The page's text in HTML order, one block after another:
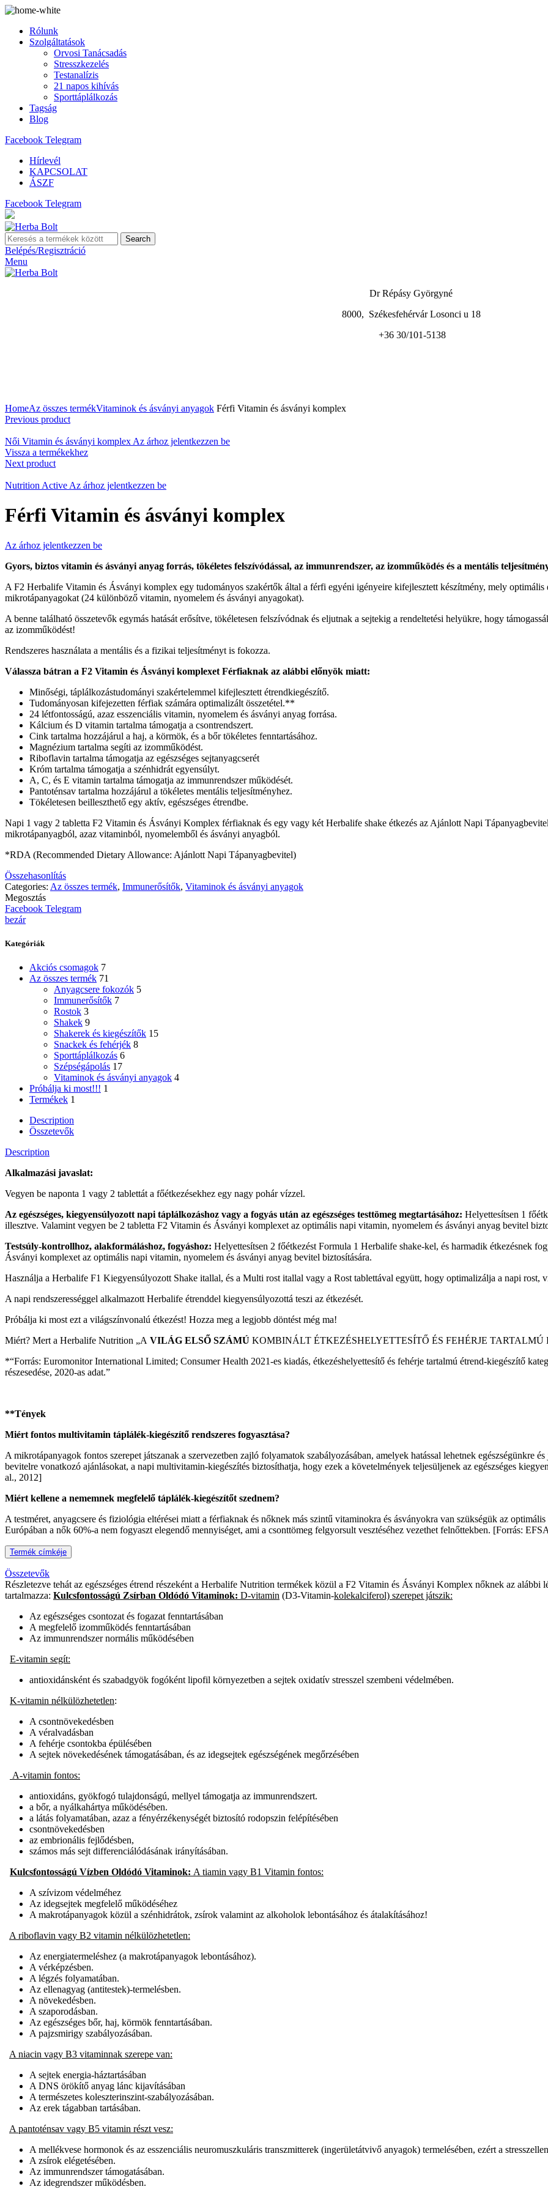
Rólunk
Szolgáltatások
Orvosi Tanácsadás
Stresszkezelés
Testanalízis
21 napos kihívás
Sporttáplálkozás
Tagság
Blog
Facebook Telegram
Hírlevél
KAPCSOLAT
ÁSZF
Facebook Telegram
Search
Belépés/Regisztráció
Menu
Dr Répásy Györgyné
8000, Székesfehérvár Losonci u 18
+36 30/101-5138
HomeAz összes termékVitaminok és ásványi anyagok Férfi Vitamin és ásványi komplex
Previous product
Női Vitamin és ásványi komplex Az árhoz jelentkezzen be
Vissza a termékekhez
Next product
Nutrition Active Az árhoz jelentkezzen be
Férfi Vitamin és ásványi komplex
Az árhoz jelentkezzen be
Gyors, biztos vitamin és ásványi anyag forrás, tökéletes felszívódással, az immunrendszer, az izomműködés és a mentális
A F2 Herbalife Vitamin és Ásványi komplex egy tudományos szakértők által a férfi egyéni igényeire kifejlesztett készítmény, mely optimális
mikrotápanyagokat (24 különböző vitamin, nyomelem és ásványi anyagokat).
A benne található összetevők egymás hatását erősítve, tökéletesen felszívódnak és eljutnak a sejtekig a rendeltetési helyükre, hogy
az izomműködést!
Rendszeres használata a mentális és a fizikai teljesítményt is fokozza.
Válassza bátran a F2 Vitamin és Ásványi komplexet Férfiaknak az alábbi előnyök miatt:
Minőségi, táplálkozástudományi szakértelemmel kifejlesztett étrendkiegészítő.
Tudományosan kifejezetten férfiak számára optimalizált összetétel.**
24 létfontosságú, azaz esszenciális vitamin, nyomelem és ásványi anyag forrása.
Kálcium és D vitamin tartalma támogatja a csontrendszert.
Cink tartalma hozzájárul a haj, a körmök, és a bőr tökéletes fenntartásához.
Magnézium tartalma segíti az izomműködést.
Riboflavin tartalma támogatja az egészséges sejtanyagcserét
Króm tartalma támogatja a szénhidrát egyensúlyt.
A, C, és E vitamin tartalma támogatja az immunrendszer működését.
Pantoténsav tartalma hozzájárul a tökéletes mentális teljesítményhez.
Tökéletesen beilleszthető egy aktív, egészséges étrendbe.
Napi 1 vagy 2 tabletta F2 Vitamin és Ásványi Komplex férfiaknak és egy vagy két Herbalife shake étkezés az Ajánlott Napi
mikrotápanyagból, azaz vitaminból, nyomelemből és ásványi anyagból.
*RDA (Recommended Dietary Allowance: Ajánlott Napi Tápanyagbevitel)
Összehasonlítás
Categories: Az összes termék, Immunerősítők, Vitaminok és ásványi anyagok
Megosztás
Facebook Telegram
bezár
Kategóriák
Akciós csomagok 7
Az összes termék 71
Anyagcsere fokozók 5
Immunerősítők 7
Rostok 3
Shakek 9
Shakerek és kiegészítők 15
Snackek és fehérjék 8
Sporttáplálkozás 6
Szépségápolás 17
Vitaminok és ásványi anyagok 4
Próbálja ki most!!! 1
Termékek 1
Description
Összetevők
Description
Alkalmazási javaslat:
Vegyen be naponta 1 vagy 2 tablettát a főétkezésekhez egy nagy pohár vízzel.
Az egészséges, kiegyensúlyozott napi táplálkozáshoz vagy a fogyás után az egészséges testtömeg megtartásához: Helyettesítsen 1
illesztve. Valamint vegyen be 2 tabletta F2 Vitamin és Ásványi komplexet az optimális napi vitamin, nyomelem és ásványi anyag bevitel
Testsúly-kontrollhoz, alakformáláshoz, fogyáshoz: Helyettesítsen 2 főétkezést Formula 1 Herbalife shake-kel, és harmadik étkezésnek
Ásványi komplexet az optimális napi vitamin, nyomelem és ásványi anyag bevitel biztosítására.
Használja a Herbalife F1 Kiegyensúlyozott Shake itallal, és a Multi rost itallal vagy a Rost tablettával együtt, hogy optimalizálja a napi rost,
A napi rendszerességgel alkalmazott Herbalife étrenddel kiegyensúlyozottá teszi az étkezését.
Próbálja ki most ezt a világszínvonalú étkezést! Hozza meg a legjobb döntést még ma!
Miért? Mert a Herbalife Nutrition „A VILÁG ELSŐ SZÁMÚ KOMBINÁLT ÉTKEZÉSHELYETTESÍTŐ ÉS FEHÉRJE
*“Forrás: Euromonitor International Limited; Consumer Health 2021-es kiadás, étkezéshelyettesítő és fehérje tartalmú étrend-kiegészítő
részesedése, 2020-as adat.”
**Tények
Miért fontos multivitamin táplálék-kiegészítő rendszeres fogyasztása?
A mikrotápanyagok fontos szerepet játszanak a szervezetben zajló folyamatok szabályozásában, amelyek hatással lehetnek egészségünkre
bevitelre vonatkozó ajánlásokat, a napi multivitamin-kiegészítés biztosíthatja, hogy ezek a követelmények teljesüljenek az egészséges
al., 2012]
Miért kellene a nememnek megfelelő táplálék-kiegészítőt szednem?
A testméret, anyagcsere és fiziológia eltérései miatt a férfiaknak és nőknek más szintű vitaminokra és ásványokra van szükségük az
Európában a nők 60%-a nem fogyaszt elegendő mennyiséget, ami a csonttömeg felgyorsult vesztéséhez vezethet felnőttekben. [Forrás:
Termék címkéje
Összetevők
Részletezve tehát az egészséges étrend részeként a Herbalife Nutrition termékek közül a F2 Vitamin és Ásványi Komplex nőknek az alábbi
tartalmazza: Kulcsfontosságú Zsírban Oldódó Vitaminok: D-vitamin (D3-Vitamin-kolekalciferol) szerepet játszik:
Az egészséges csontozat és fogazat fenntartásában
A megfelelő izomműködés fenntartásában
Az immunrendszer normális működésében
E-vitamin segít:
antioxidánsként és szabadgyök fogóként lipofil környezetben a sejtek oxidatív stresszel szembeni védelmében.
K-vitamin nélkülözhetetlen:
A csontnövekedésben
A véralvadásban
A fehérje csontokba épülésében
A sejtek növekedésének támogatásában, és az idegsejtek egészségének megőrzésében
A-vitamin fontos:
antioxidáns, gyökfogó tulajdonságú, mellyel támogatja az immunrendszert.
a bőr, a nyálkahártya működésében.
a látás folyamatában, azaz a fényérzékenységét biztosító rodopszin felépítésében
csontnövekedésben
az embrionális fejlődésben,
számos más sejt differenciálódásának irányításában.
Kulcsfontosságú Vízben Oldódó Vitaminok: A tiamin vagy B1 Vitamin fontos:
A szívizom védelméhez
Az idegsejtek megfelelő működéséhez
A makrotápanyagok közül a szénhidrátok, zsírok valamint az alkoholok lebontásához és átalakításához!
A riboflavin vagy B2 vitamin nélkülözhetetlen:
Az energiatermeléshez (a makrotápanyagok lebontásához).
A vérképzésben.
A légzés folyamatában.
Az ellenagyag (antitestek)-termelésben.
A növekedésben.
A szaporodásban.
Az egészséges bőr, haj, körmök fenntartásában.
A pajzsmirigy szabályozásában.
A niacin vagy B3 vitaminnak szerepe van:
A sejtek energia-háztartásában
A DNS örökítő anyag lánc kijavításában
A természetes koleszterinszint-szabályozásában.
Az erek tágabban tartásában.
A pantoténsav vagy B5 vitamin részt vesz:
A mellékvese hormonok és az esszenciális neuromuszkuláris transzmitterek (ingerületátvivő anyagok) termelésében, ezért a
A zsírok elégetésében.
Az immunrendszer támogatásában.
Az idegrendszer működésben.